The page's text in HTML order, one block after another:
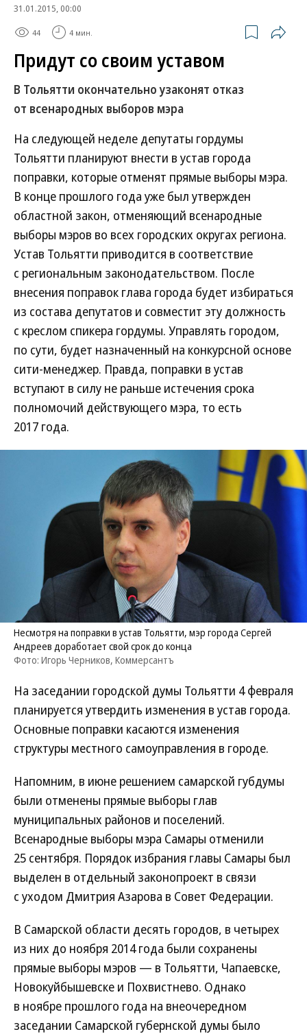
31.01.2015, 00:00
44 4 мин.
Придут со своим уставом
В Тольятти окончательно узаконят отказ
от всенародных выборов мэра
На следующей неделе депутаты гордумы
Тольятти планируют внести в устав города
поправки, которые отменят прямые выборы мэра.
В конце прошлого года уже был утвержден
областной закон, отменяющий всенародные
выборы мэров во всех городских округах региона.
Устав Тольятти приводится в соответствие
с региональным законодательством. После
внесения поправок глава города будет избираться
из состава депутатов и совместит эту должность
с креслом спикера гордумы. Управлять городом,
по сути, будет назначенный на конкурсной основе
сити-менеджер. Правда, поправки в устав
вступают в силу не раньше истечения срока
полномочий действующего мэра, то есть
2017 года.
Несмотря на поправки в устав Тольятти, мэр города Сергей
Андреев доработает свой срок до конца
Фото: Игорь Черников, Коммерсантъ
На заседании городской думы Тольятти 4 февраля
планируется утвердить изменения в устав города.
Основные поправки касаются изменения
структуры местного самоуправления в городе.
Напомним, в июне решением самарской губдумы
были отменены прямые выборы глав
муниципальных районов и поселений.
Всенародные выборы мэра Самары отменили
25 сентября. Порядок избрания главы Самары был
выделен в отдельный законопроект в связи
с уходом Дмитрия Азарова в Совет Федерации.
В Самарской области десять городов, в четырех
из них до ноября 2014 года были сохранены
прямые выборы мэров — в Тольятти, Чапаевске,
Новокуйбышевске и Похвистнево. Однако
в ноябре прошлого года на внеочередном
заседании Самарской губернской думы было